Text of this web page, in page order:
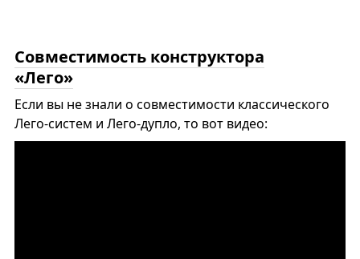
Совместимость конструктора
«Лего»
Если вы не знали о совместимости классического
Лего-систем и Лего-дупло, то вот видео: